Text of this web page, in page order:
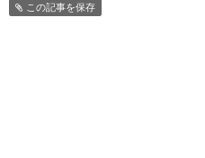
この記事を保存